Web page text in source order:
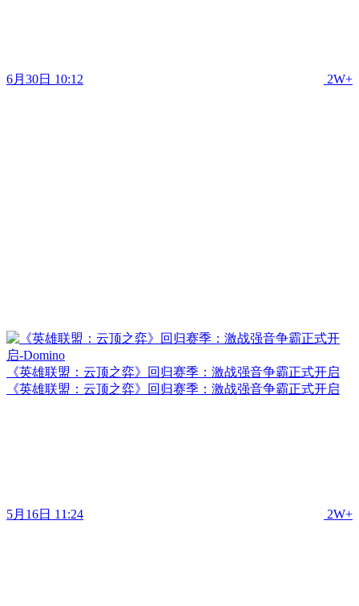
6月30日 10:12 2W+
《英雄联盟：云顶之弈》回归赛季：激战强音争霸正式开启
《英雄联盟：云顶之弈》回归赛季：激战强音争霸正式开启
5月16日 11:24 2W+